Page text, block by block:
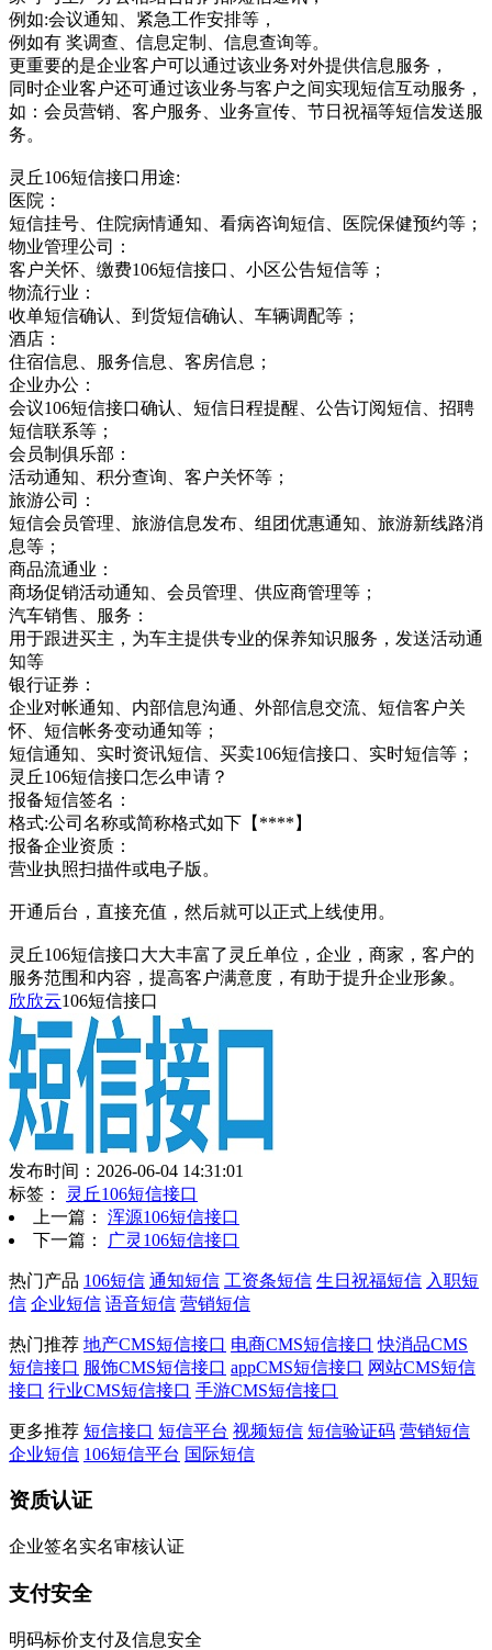
例如:会议通知、紧急工作安排等，
例如有 奖调查、信息定制、信息查询等。
更重要的是企业客户可以通过该业务对外提供信息服务，
同时企业客户还可通过该业务与客户之间实现短信互动服务，
如：会员营销、客户服务、业务宣传、节日祝福等短信发送服
务。
灵丘106短信接口用途:
医院：
短信挂号、住院病情通知、看病咨询短信、医院保健预约等；
物业管理公司：
客户关怀、缴费106短信接口、小区公告短信等；
物流行业：
收单短信确认、到货短信确认、车辆调配等；
酒店：
住宿信息、服务信息、客房信息；
企业办公：
会议106短信接口确认、短信日程提醒、公告订阅短信、招聘
短信联系等；
会员制俱乐部：
活动通知、积分查询、客户关怀等；
旅游公司：
短信会员管理、旅游信息发布、组团优惠通知、旅游新线路消
息等；
商品流通业：
商场促销活动通知、会员管理、供应商管理等；
汽车销售、服务：
用于跟进买主，为车主提供专业的保养知识服务，发送活动通
知等
银行证券：
企业对帐通知、内部信息沟通、外部信息交流、短信客户关
怀、短信帐务变动通知等；
短信通知、实时资讯短信、买卖106短信接口、实时短信等；
灵丘106短信接口怎么申请？
报备短信签名：
格式:公司名称或简称格式如下【****】
报备企业资质：
营业执照扫描件或电子版。
开通后台，直接充值，然后就可以正式上线使用。
灵丘106短信接口大大丰富了灵丘单位，企业，商家，客户的
服务范围和内容，提高客户满意度，有助于提升企业形象。
欣欣云106短信接口
发布时间：2026-06-04 14:31:01
标签：
灵丘106短信接口
上一篇： 浑源106短信接口
下一篇：
广灵106短信接口
热门产品 106短信 通知短信 工资条短信 生日祝福短信 入职短
信 企业短信 语音短信 营销短信
热门推荐 地产CMS短信接口 电商CMS短信接口 快消品CMS
短信接口 服饰CMS短信接口 appCMS短信接口 网站CMS短信
接口 行业CMS短信接口 手游CMS短信接口
更多推荐 短信接口 短信平台 视频短信 短信验证码 营销短信
企业短信 106短信平台 国际短信
资质认证
企业签名实名审核认证
支付安全
明码标价支付及信息安全